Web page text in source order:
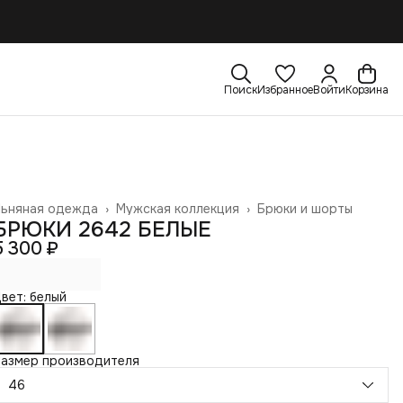
ПоискИзбранноеВойтиКорзина
Брюки и шорты
Мужская коллекция ›
одежда ›
› 2642 БЕЛЫЕ
300 ₽
белый
производителя
46